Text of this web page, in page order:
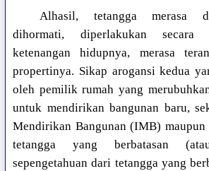
Alhasil, tetangga merasa
dihormati, diperlakukan secara
ketenangan hidupnya, merasa
propertinya. Sikap arogansi kedua
oleh pemilik rumah yang
untuk mendirikan bangunan baru,
Mendirikan Bangunan (IMB) maupun
tetangga yang berbatasan
sepengetahuan dari tetangga yang